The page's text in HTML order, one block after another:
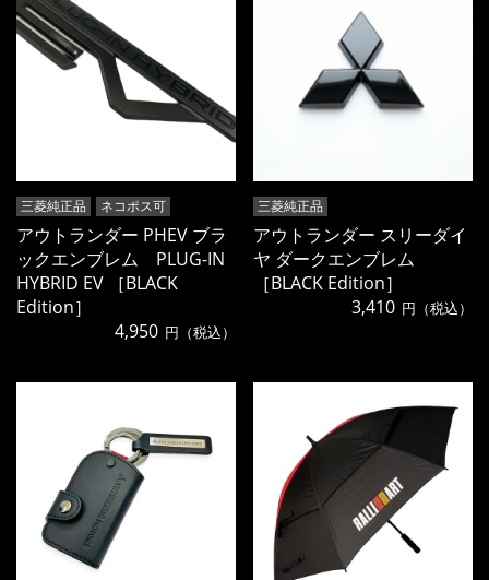
三菱純正品 ネコポス可
アウトランダー PHEV ブラ
ックエンブレム PLUG-IN
HYBRID EV ［BLACK
Edition］
4,950 円（税込）
三菱純正品
アウトランダー スリーダイ
ヤ ダークエンブレム
［BLACK Edition］
3,410 円（税込）